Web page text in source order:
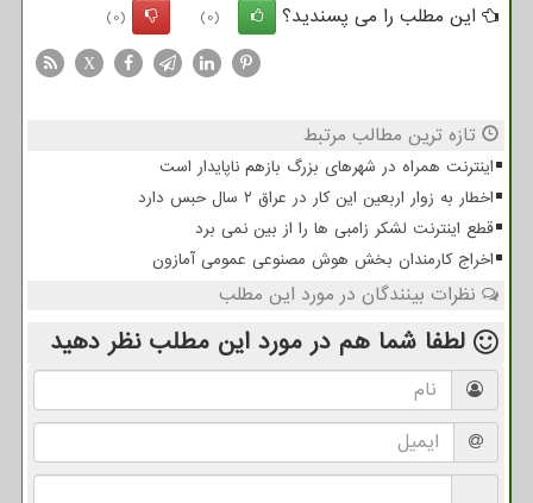
این مطلب را می پسندید؟
(0)
(0)
X
تازه ترین مطالب مرتبط
اینترنت همراه در شهرهای بزرگ بازهم ناپایدار است
اخطار به زوار اربعین این کار در عراق ۲ سال حبس دارد
قطع اینترنت لشکر زامبی ها را از بین نمی برد
اخراج کارمندان بخش هوش مصنوعی عمومی آمازون
نظرات بینندگان در مورد این مطلب
لطفا شما هم در مورد این مطلب نظر دهید